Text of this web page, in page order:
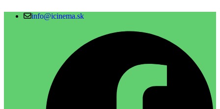
info@icinema.sk